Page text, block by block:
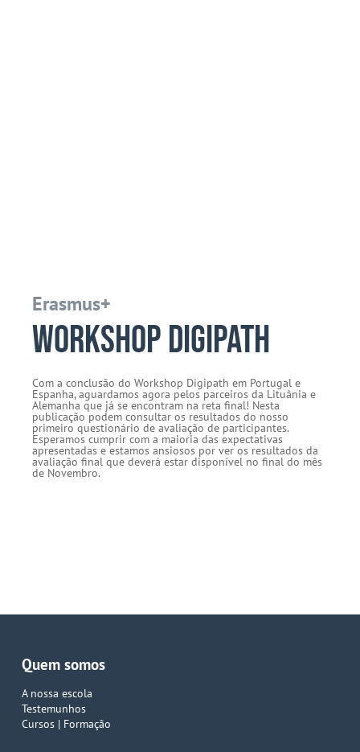
Erasmus+
Workshop Digipath
Com a conclusão do Workshop Digipath em Portugal e
Espanha, aguardamos agora pelos parceiros da Lituânia e
Alemanha que já se encontram na reta final! Nesta
publicação podem consultar os resultados do nosso
primeiro questionário de avaliação de participantes.
Esperamos cumprir com a maioria das expectativas
apresentadas e estamos ansiosos por ver os resultados da
avaliação final que deverá estar disponível no final do mês
de Novembro.
Quem somos
A nossa escola
Testemunhos
Cursos | Formação